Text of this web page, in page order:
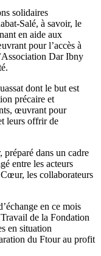
solidaires
Salé, à savoir, le
en aide aux
pour l’accès à
Dar Ibny
dont le but est
précaire et
œuvrant pour
leurs offrir de
dans un cadre
entre les acteurs
les collaborateurs
en ce mois
de la Fondation
en situation
du Ftour au profit